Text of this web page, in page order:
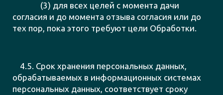
(3) для всех целей с момента дачи
согласия и до момента отзыва согласия или до
тех пор, пока этого требуют цели Обработки.
4.5. Срок хранения персональных данных,
обрабатываемых в информационных системах
персональных данных, соответствует сроку